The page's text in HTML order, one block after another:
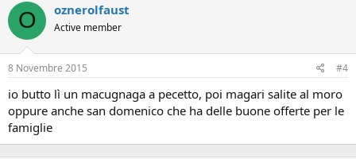
O oznerolfaust
Active member
8 Novembre 2015 #4
io butto lì un macugnaga a pecetto, poi magari salite al moro
oppure anche san domenico che ha delle buone offerte per le
famiglie